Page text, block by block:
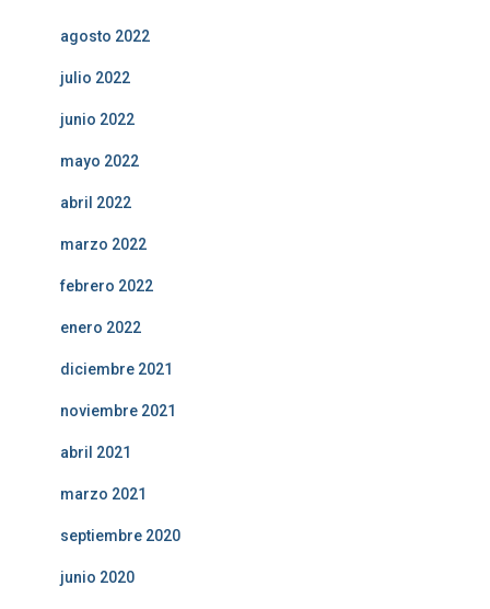
agosto 2022
julio 2022
junio 2022
mayo 2022
abril 2022
marzo 2022
febrero 2022
enero 2022
diciembre 2021
noviembre 2021
abril 2021
marzo 2021
septiembre 2020
junio 2020